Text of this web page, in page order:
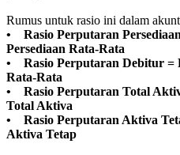
Rumus untuk rasio ini dalam
• Rasio Perputaran
Persediaan Rata-Rata
• Rasio Perputaran Debitur =
Rata-Rata
• Rasio Perputaran Total
Total Aktiva
• Rasio Perputaran Aktiva
Aktiva Tetap